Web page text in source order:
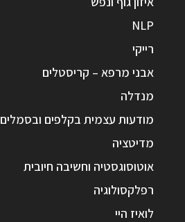
NLP
רייקי
אבני מרפא – קריסטלים
מנדלה
מודעות עצמית בקלפים ובסמלים
מדיטציה
אוטוסוגסטיה וחשיבה חיובית
רפלקסולוגיה
לואיז היי